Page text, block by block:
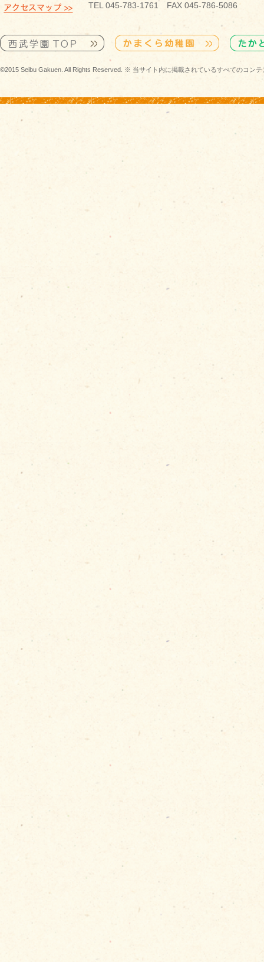
TEL 045-783-1761 FAX 045-786-5086
©2015 Seibu Gakuen. All Rights Reserved. ※ 当サイト内に掲載されているすべてのコン